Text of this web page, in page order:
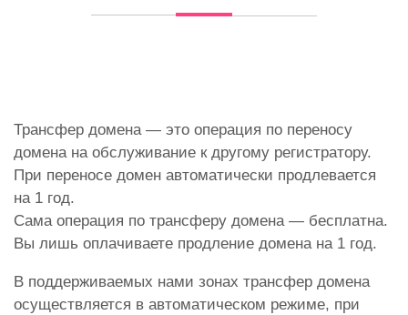
Трансфер домена — это операция по переносу
домена на обслуживание к другому регистратору.
При переносе домен автоматически продлевается
на 1 год.
Сама операция по трансферу домена — бесплатна.
Вы лишь оплачиваете продление домена на 1 год.
В поддерживаемых нами зонах трансфер домена
осуществляется в автоматическом режиме, при